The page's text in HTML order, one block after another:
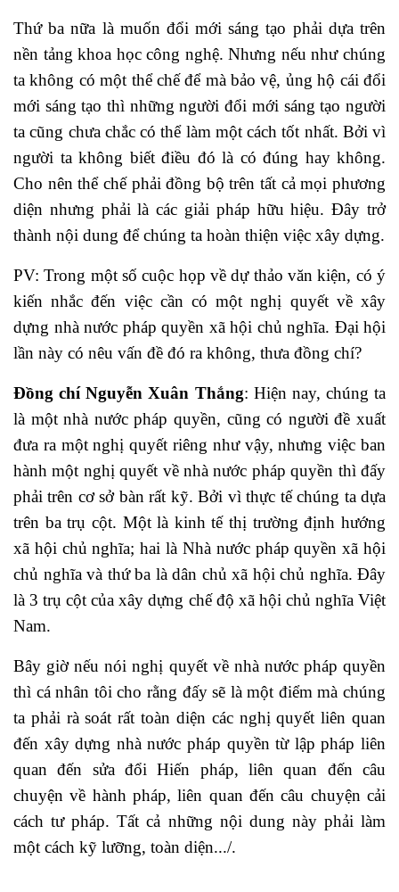
Thứ ba nữa là muốn đổi mới sáng tạo phải dựa trên
nền tảng khoa học công nghệ. Nhưng nếu như chúng
ta không có một thể chế để mà bảo vệ, ủng hộ cái đổi
mới sáng tạo thì những người đổi mới sáng tạo người
ta cũng chưa chắc có thể làm một cách tốt nhất. Bởi vì
người ta không biết điều đó là có đúng hay không.
Cho nên thể chế phải đồng bộ trên tất cả mọi phương
diện nhưng phải là các giải pháp hữu hiệu. Đây trở
thành nội dung để chúng ta hoàn thiện việc xây dựng.
PV: Trong một số cuộc họp về dự thảo văn kiện, có ý
kiến nhắc đến việc cần có một nghị quyết về xây
dựng nhà nước pháp quyền xã hội chủ nghĩa. Đại hội
lần này có nêu vấn đề đó ra không, thưa đồng chí?
Đồng chí Nguyễn Xuân Thắng: Hiện nay, chúng ta
là một nhà nước pháp quyền, cũng có người đề xuất
đưa ra một nghị quyết riêng như vậy, nhưng việc ban
hành một nghị quyết về nhà nước pháp quyền thì đấy
phải trên cơ sở bàn rất kỹ. Bởi vì thực tế chúng ta dựa
trên ba trụ cột. Một là kinh tế thị trường định hướng
xã hội chủ nghĩa; hai là Nhà nước pháp quyền xã hội
chủ nghĩa và thứ ba là dân chủ xã hội chủ nghĩa. Đây
là 3 trụ cột của xây dựng chế độ xã hội chủ nghĩa Việt
Nam.
Bây giờ nếu nói nghị quyết về nhà nước pháp quyền
thì cá nhân tôi cho rằng đấy sẽ là một điểm mà chúng
ta phải rà soát rất toàn diện các nghị quyết liên quan
đến xây dựng nhà nước pháp quyền từ lập pháp liên
quan đến sửa đổi Hiến pháp, liên quan đến câu
chuyện về hành pháp, liên quan đến câu chuyện cải
cách tư pháp. Tất cả những nội dung này phải làm
một cách kỹ lưỡng, toàn diện.../.